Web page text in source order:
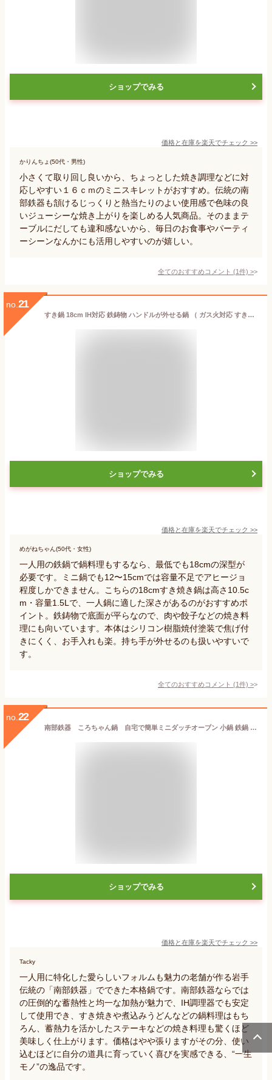
ショップでみる
価格と在庫を楽天でチェック >>
かりんちょ(50代・男性)
小さくて取り回し良いから、ちょっとした焼き調理などに対
応しやすい１６ｃｍのミニスキレットがおすすめ。伝統の南
部鉄器も頷けるじっくりと熱当たりのよい使用感で色味の良
いジューシーな焼き上がりを楽しめる人気商品。そのままテ
ーブルにだしても違和感ないから、毎日のお食事やパーティ
ーシーンなんかにも活用しやすいのが嬉しい。
全てのおすすめコメント (1件) >
no. 21
すき鍋 18cm IH対応 鉄鋳物 ハンドルが外せる鍋 （ ガス火対応 すき焼き鍋 鍋 なべ ひとり鍋 鋳鉄製 18センチ すきやき鍋 鉄鍋 鉄鋳物製 1人用 一人用 小ぶり 調理器具 鍋料理 ハンドル付き お鍋 卓上鍋 ）
ショップでみる
価格と在庫を楽天でチェック >>
めがねちゃん(50代・女性)
一人用の鉄鍋で鍋料理もするなら、最低でも18cmの深型が
必要です。ミニ鍋でも12〜15cmでは容量不足でアヒージョ
程度しかできません。こちらの18cmすき焼き鍋は高さ10.5c
m・容量1.5Lで、一人鍋に適した深さがあるのがおすすめポ
イント。鉄鋳物で底面が平らなので、肉や餃子などの焼き料
理にも向いています。本体はシリコン樹脂焼付塗装で焦げ付
きにくく、お手入れも楽。持ち手が外せるのも扱いやすいで
す。
全てのおすすめコメント (1件) >
no. 22
南部鉄器 ころちゃん鍋 自宅で簡単ミニダッチオーブン 小鍋 鉄鍋 一人用 両手鍋 片手鍋 ひとり用 フライパン グリルパン キャセロール ココット IH対応 ガスコンロ対応 オーブントースター対応
ショップでみる
価格と在庫を楽天でチェック >>
Tacky
一人用に特化した愛らしいフォルムも魅力の老舗が作る岩手
伝統の「南部鉄器」でできた本格鍋です。南部鉄器ならでは
の圧倒的な蓄熱性と均一な加熱が魅力で、IH調理器でも安定
して使用でき、すき焼きや煮込みうどんなどの鍋料理はもち
ろん、蓄熱力を活かしたステーキなどの焼き料理も驚くほど
美味しく仕上がります。価格はやや張りますがその分、使い
込むほどに自分の道具に育っていく喜びを実感できる、“一生
モノ”の逸品です。